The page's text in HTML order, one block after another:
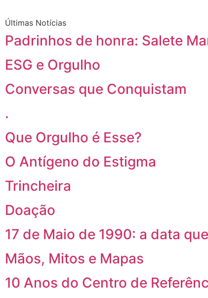
Últimas Notícias
Padrinhos de honra: Salete
ESG e Orgulho
Conversas que Conquistam
.
Que Orgulho é Esse?
O Antígeno do Estigma
Trincheira
Doação
17 de Maio de 1990: a data
Mãos, Mitos e Mapas
10 Anos do Centro de